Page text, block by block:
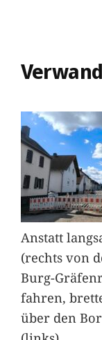
Anstatt
(rechts von
Burg-
fahren,
über den